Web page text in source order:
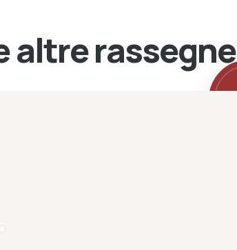
altre rassegne